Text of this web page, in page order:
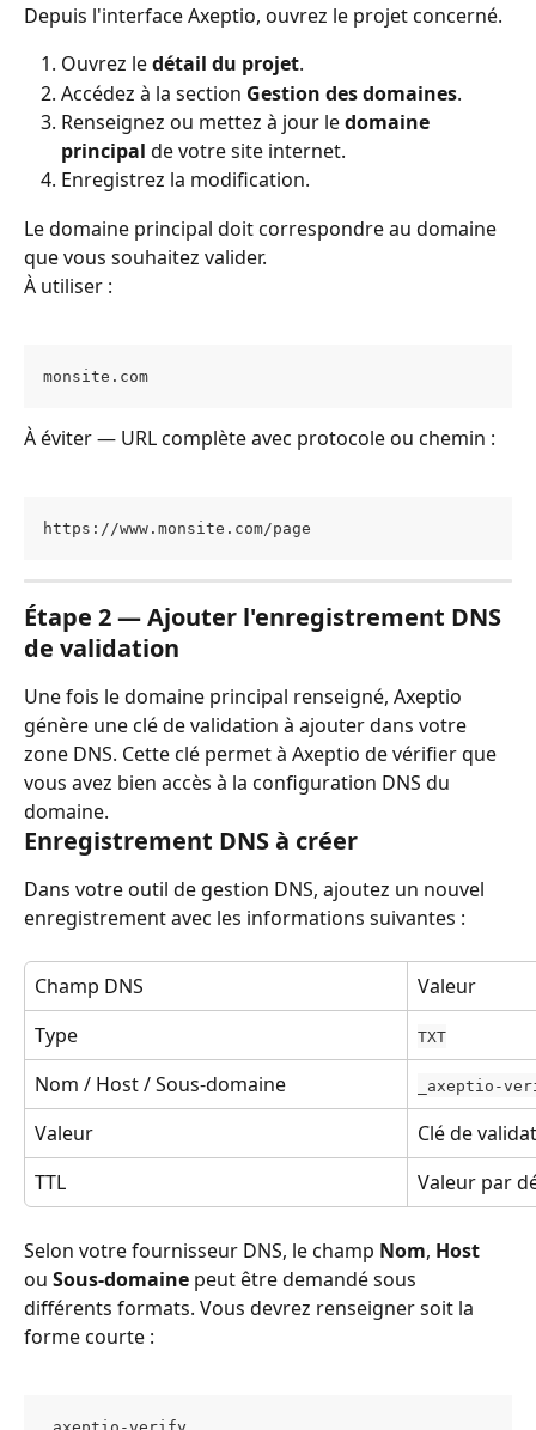
Depuis l'interface Axeptio, ouvrez le projet concerné.
Ouvrez le détail du projet.
Accédez à la section Gestion des domaines.
Renseignez ou mettez à jour le domaine
principal de votre site internet.
Enregistrez la modification.
Le domaine principal doit correspondre au domaine
que vous souhaitez valider.
À utiliser :
monsite.com
À éviter — URL complète avec protocole ou chemin :
https://www.monsite.com/page
Étape 2 — Ajouter l'enregistrement DNS
de validation
Une fois le domaine principal renseigné, Axeptio
génère une clé de validation à ajouter dans votre
zone DNS. Cette clé permet à Axeptio de vérifier que
vous avez bien accès à la configuration DNS du
domaine.
Enregistrement DNS à créer
Dans votre outil de gestion DNS, ajoutez un nouvel
enregistrement avec les informations suivantes :
Champ DNS
Valeur
Type
TXT
Nom / Host / Sous-domaine _axeptio-
Valeur
Clé de
TTL
Valeur par
Selon votre fournisseur DNS, le champ Nom, Host
ou Sous-domaine peut être demandé sous
différents formats. Vous devrez renseigner soit la
forme courte :